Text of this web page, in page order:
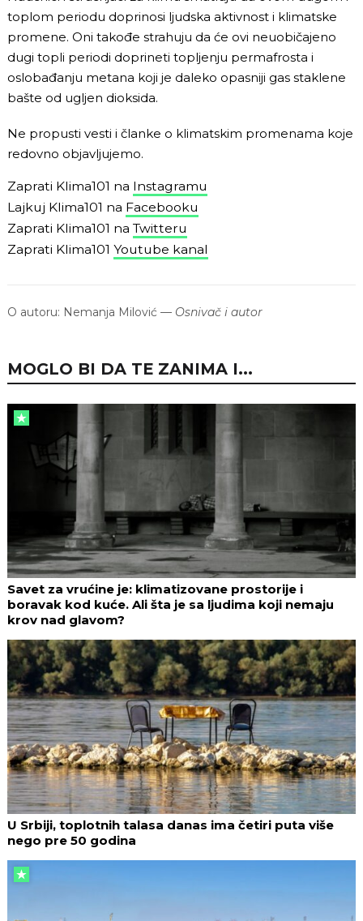
toplom periodu doprinosi ljudska aktivnost i klimatske
promene. Oni takođe strahuju da će ovi neuobičajeno
dugi topli periodi doprineti topljenju permafrosta i
oslobađanju metana koji je daleko opasniji gas staklene
bašte od ugljen dioksida.
Ne propusti vesti i članke o klimatskim promenama koje
redovno objavljujemo.
Zaprati Klima101 na Instagramu
Lajkuj Klima101 na Facebooku
Zaprati Klima101 na Twitteru
Zaprati Klima101 Youtube kanal
O autoru: Nemanja Milović — Osnivač i autor
MOGLO BI DA TE ZANIMA I...
Savet za vrućine je: klimatizovane prostorije i
boravak kod kuće. Ali šta je sa ljudima koji nemaju
krov nad glavom?
U Srbiji, toplotnih talasa danas ima četiri puta više
nego pre 50 godina